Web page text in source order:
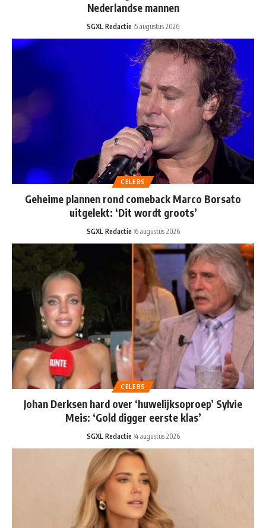
Nederlandse mannen
SGXL Redactie 5 augustus 2026
CELEBS
Geheime plannen rond comeback Marco Borsato
uitgelekt: ‘Dit wordt groots’
SGXL Redactie 6 augustus 2026
CELEBS
Johan Derksen hard over ‘huwelijksoproep’ Sylvie
Meis: ‘Gold digger eerste klas’
SGXL Redactie 4 augustus 2026